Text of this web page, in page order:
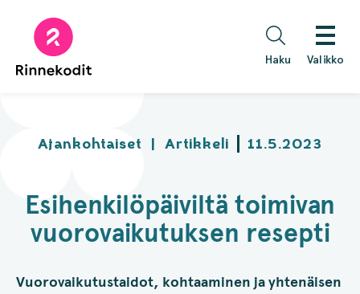
sisältöön
Haku Valikko
Ajankohtaiset | Artikkeli 11.5.2023
Esihenkilöpäiviltä toimivan
vuorovaikutuksen resepti
Vuorovaikutustaidot, kohtaaminen ja yhtenäisen